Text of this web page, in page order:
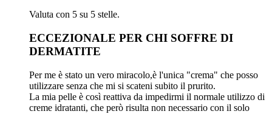
Valuta con 5 su 5 stelle.
ECCEZIONALE PER CHI SOFFRE DI
DERMATITE
Per me è stato un vero miracolo,è l'unica "crema" che posso
utilizzare senza che mi si scateni subito il prurito.
La mia pelle è così reattiva da impedirmi il normale utilizzo di
creme idratanti, che però risulta non necessario con il solo